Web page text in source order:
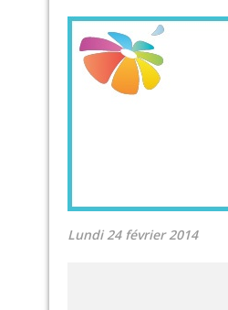
Lundi 24 février 2014